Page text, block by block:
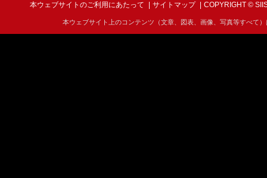
本ウェブサイトのご利用にあたって
サイトマップ COPYRIGHT ©
本ウェブサイト上のコンテンツ（文章、図表、画像、写真等すべて